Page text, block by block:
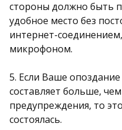
стороны должно быть
удобное место без
интернет-
микрофоном.
5. Если Ваше
составляет больше,
предупреждения, то
состоялась.